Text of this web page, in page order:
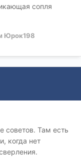
сопля
Юрок198
советов. Там есть
когда нет